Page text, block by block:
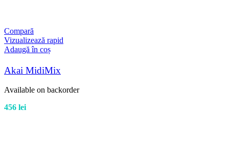
Compară
Vizualizează rapid
Adaugă în coș
Akai MidiMix
Available on backorder
456 lei